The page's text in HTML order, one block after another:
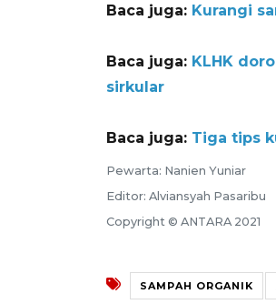
Baca juga: Kurangi
Baca juga: KLHK
sirkular
Baca juga: Tiga tips
Pewarta: Nanien Yuniar
Editor: Alviansyah Pasaribu
Copyright © ANTARA 2021
SAMPAH ORGANIK